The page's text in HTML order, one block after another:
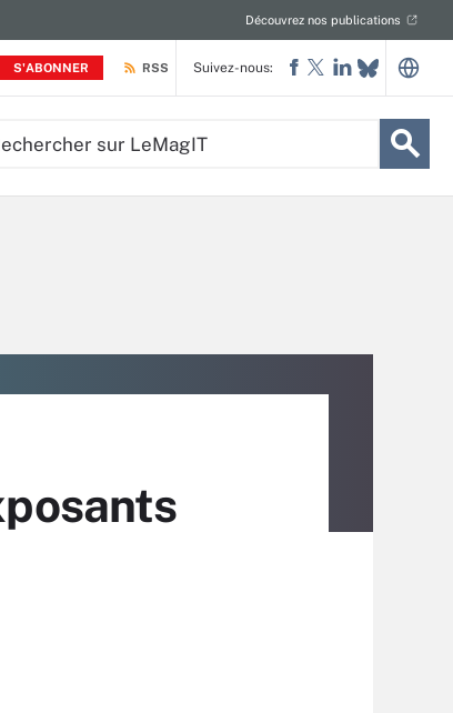
S'ABONNER
Découvrez nos publications
RSS Suivez-nous: